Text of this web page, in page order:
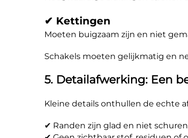
✔ Kettingen
Moeten buigzaam zijn en niet
Schakels moeten gelijkmatig en
5. Detailafwerking: Een
Kleine details onthullen de echte
✔ Randen zijn glad en niet